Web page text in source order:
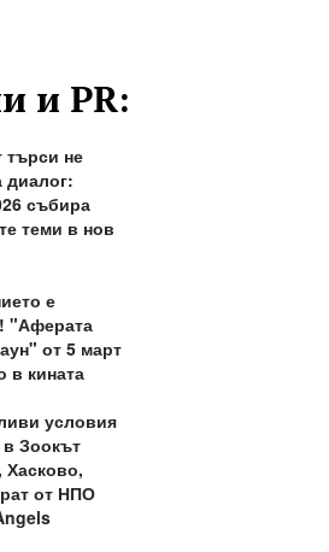
и PR:
търси не
диалог:
събира
теми в нов
е
"Аферата
от 5 март
в кината
условия
Зоокът
Хасково,
от НПО